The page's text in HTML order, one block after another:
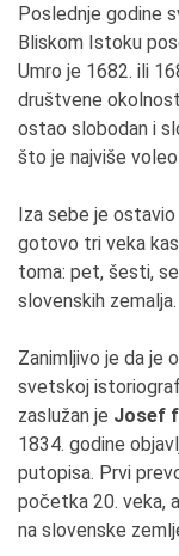
Poslednje godine
Bliskom Istoku
Umro je 1682. ili
društvene
ostao slobodan i
što je najviše
Iza sebe je
gotovo tri veka
toma: pet, šesti,
slovenskih zemalja.
Zanimljivo je da je
svetskoj
zaslužan je Josef
1834. godine
putopisa. Prvi
početka 20. veka,
na slovenske